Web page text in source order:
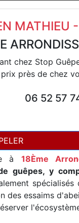
MATHIEU
chez Stop
près de chez
06 52 57
à 18Ème
guêpes, y
spécialisés
des essaims